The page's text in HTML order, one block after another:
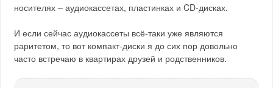
носителях – аудиокассетах, пластинках и CD-дисках.
И если сейчас аудиокассеты всё-таки уже являются
раритетом, то вот компакт-диски я до сих пор довольно
часто встречаю в квартирах друзей и родственников.